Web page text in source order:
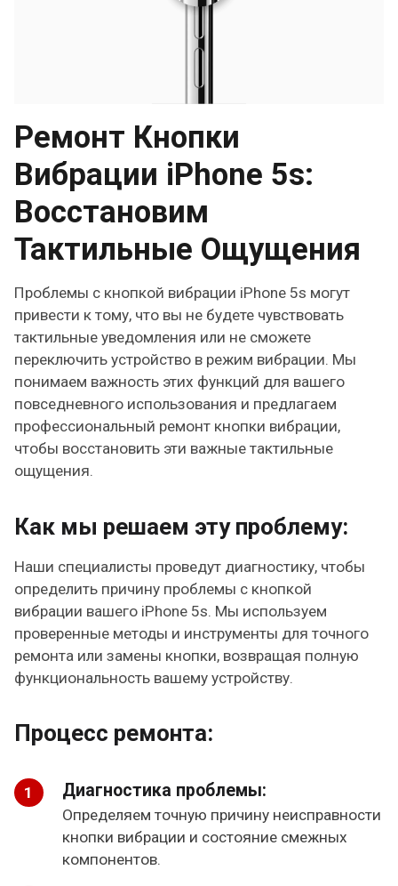
Ремонт Кнопки
Вибрации iPhone 5s:
Восстановим
Тактильные Ощущения
Проблемы с кнопкой вибрации iPhone 5s могут
привести к тому, что вы не будете чувствовать
тактильные уведомления или не сможете
переключить устройство в режим вибрации. Мы
понимаем важность этих функций для вашего
повседневного использования и предлагаем
профессиональный ремонт кнопки вибрации,
чтобы восстановить эти важные тактильные
ощущения.
Как мы решаем эту проблему:
Наши специалисты проведут диагностику, чтобы
определить причину проблемы с кнопкой
вибрации вашего iPhone 5s. Мы используем
проверенные методы и инструменты для точного
ремонта или замены кнопки, возвращая полную
функциональность вашему устройству.
Процесс ремонта:
Диагностика проблемы:
Определяем точную причину неисправности
кнопки вибрации и состояние смежных
компонентов.